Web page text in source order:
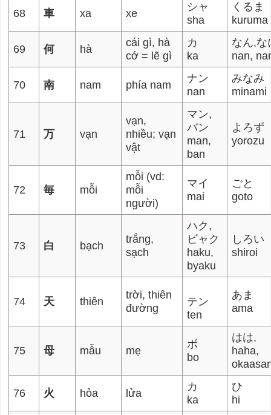
68 車 xa xe
シャ
sha
くるま
kuruma
69 何 hà
cái gì, hà
cớ = lẽ gì
カ
ka
なん,な
nan,
70 南 nam phía nam
ナン
nan
みなみ
minami
71 万 vạn
vạn,
nhiều; vạn
vật
マン,
バン
man,
ban
よろず
yorozu
72 毎 mỗi
mỗi (vd:
mỗi
người)
マイ
mai
ごと
goto
73 白 bạch
trắng,
sạch
ハク,
ビャク
haku,
byaku
しろい
shiroi
74 天 thiên
trời, thiên
đường
テン
ten
あま
ama
75 母 mẫu mẹ
ボ
bo
はは,
haha,
76 火 hỏa lửa
カ
ka
ひ
hi